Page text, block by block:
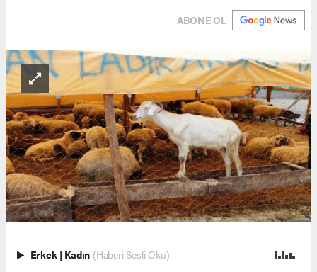
ABONE OL
Erkek | Kadın (Haberi Sesli Oku)